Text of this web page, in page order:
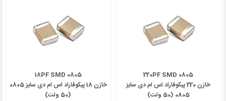
220PF SMD 0805
خازن 220 پیکوفاراد اس ام دی سایز
0805 (50 ولت)
18PF SMD 0805
خازن 18 پیکوفاراد اس ام دی سایز 0805
(50 ولت)